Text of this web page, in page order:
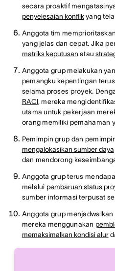
secara proaktif
penyelesaian konflikyang
Anggota tim
yang jelas dan cepat. Jika
matriks keputusan atau
Anggota grup melakukan
pemangku kepentingan
selama proses proyek.
RACI, mereka
utama untuk pekerjaan
orang memiliki pemahaman
Pemimpin grup dan
mengalokasikan sumber daya
dan mendorong
Anggota grup terus
melalui pembaruan status
sumber informasi terpusat
Anggota grup
mereka menggunakan
memaksimalkan kondisi alur